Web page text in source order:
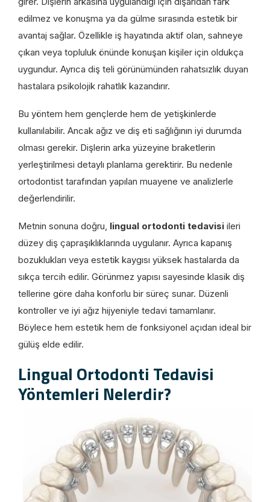
edilmez ve konuşma ya da gülme sırasında estetik bir
avantaj sağlar. Özellikle iş hayatında aktif olan, sahneye
çıkan veya topluluk önünde konuşan kişiler için oldukça
uygundur. Ayrıca diş teli görünümünden rahatsızlık duyan
hastalara psikolojik rahatlık kazandırır.
Bu yöntem hem gençlerde hem de yetişkinlerde
kullanılabilir. Ancak ağız ve diş eti sağlığının iyi durumda
olması gerekir. Dişlerin arka yüzeyine braketlerin
yerleştirilmesi detaylı planlama gerektirir. Bu nedenle
ortodontist tarafından yapılan muayene ve analizlerle
değerlendirilir.
Metnin sonuna doğru, lingual ortodonti tedavisi ileri
düzey diş çapraşıklıklarında uygulanır. Ayrıca kapanış
bozuklukları veya estetik kaygısı yüksek hastalarda da
sıkça tercih edilir. Görünmez yapısı sayesinde klasik diş
tellerine göre daha konforlu bir süreç sunar. Düzenli
kontroller ve iyi ağız hijyeniyle tedavi tamamlanır.
Böylece hem estetik hem de fonksiyonel açıdan ideal bir
gülüş elde edilir.
Lingual Ortodonti Tedavisi
Yöntemleri Nelerdir?